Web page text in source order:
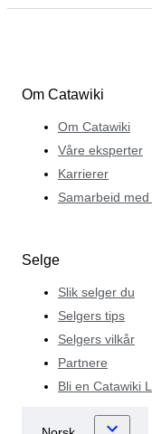
Om Catawiki
Om Catawiki
Våre eksperter
Karrierer
Samarbeid
Selge
Slik selger du
Selgers tips
Selgers vilkår
Partnere
Bli en Catawiki